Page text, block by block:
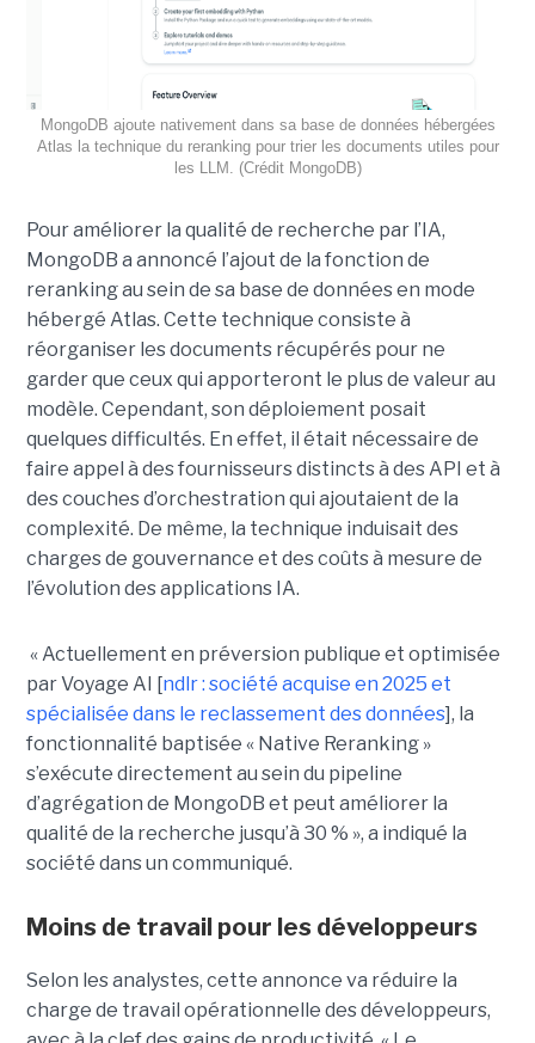
MongoDB ajoute nativement dans sa base de données hébergées
Atlas la technique du reranking pour trier les documents utiles pour
les LLM. (Crédit MongoDB)
Pour améliorer la qualité de recherche par l’IA,
MongoDB a annoncé l’ajout de la fonction de
reranking au sein de sa base de données en mode
hébergé Atlas. Cette technique consiste à
réorganiser les documents récupérés pour ne
garder que ceux qui apporteront le plus de valeur au
modèle. Cependant, son déploiement posait
quelques difficultés. En effet, il était nécessaire de
faire appel à des fournisseurs distincts à des API et à
des couches d’orchestration qui ajoutaient de la
complexité. De même, la technique induisait des
charges de gouvernance et des coûts à mesure de
l’évolution des applications IA.
« Actuellement en préversion publique et optimisée
par Voyage AI [ndlr : société acquise en 2025 et
spécialisée dans le reclassement des données], la
fonctionnalité baptisée « Native Reranking »
s’exécute directement au sein du pipeline
d’agrégation de MongoDB et peut améliorer la
qualité de la recherche jusqu’à 30 % », a indiqué la
société dans un communiqué.
Moins de travail pour les développeurs
Selon les analystes, cette annonce va réduire la
charge de travail opérationnelle des développeurs,